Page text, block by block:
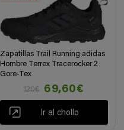
Zapatillas Trail Running adidas
Hombre Terrex Tracerocker 2
Gore-Tex
120€
69,60€
Ir al chollo